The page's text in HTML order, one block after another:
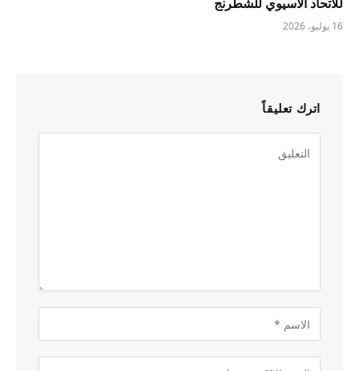
16 يوليو، 2026
اترك تعليقاً